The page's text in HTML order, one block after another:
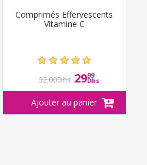
Comprimés Effervescents
Vitamine C
32,00Dhs 2999
Dhs